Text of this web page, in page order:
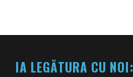
IA LEGĂTURA CU NOI: